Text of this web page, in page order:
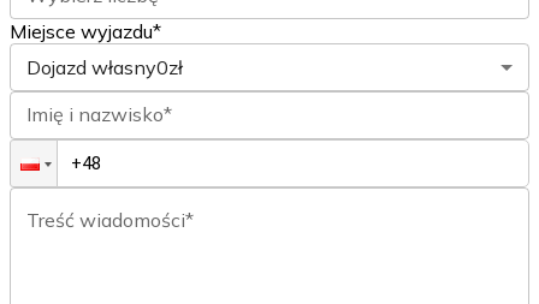
Miejsce wyjazdu*
Dojazd własny0zł
Imię i nazwisko*
Treść wiadomości*